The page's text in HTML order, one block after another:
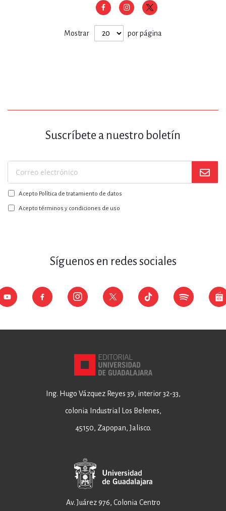
Mostrar por página
Suscríbete a nuestro boletín
Suscríbase
a
nuestro
boletín:
Acepto Política de tratamiento de datos
Acepto términos y condiciones de uso
Síguenos en redes sociales
Ing. Hugo Vázquez Reyes 39, interior 32-33,
colonia Industrial Los Belenes,
45150, Zapopan, Jalisco.
Av. Juárez 976, Colonia Centro